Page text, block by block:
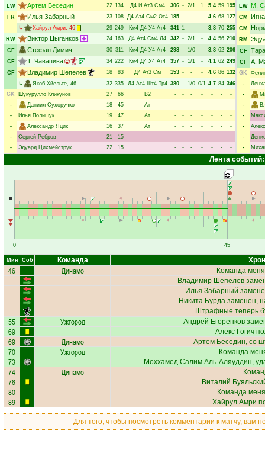
LW
Артем Беседин 22 134 Д4 И Ат3 См4 306 - 2/1 1 5.4 59 195
FR
Илья Забарный 23 108 Д4 Ат4 См2 От4 185 - - - 4.6 68 127
↳
Хайрул Амри, 46 29 249 Км4 Д4 У4 Ат4 341 1 - - 3.8 70 255
RW
Виктор Цыганков 24 163 Д4 Ат4 См4 Л4 342 - 2/1 - 4.4 56 210
CF
Стефан Димич 30 311 Км4 Д4 У4 Ат4 298 - 1/0 - 3.8 62 206
CF
Т. Чавапива 34 222 Км4 Д4 У4 Ат4 357 - 1/1 - 4.1 62 249
CF
Владимир Шепелев 18 83 Д4 Ат3 См 153 - - - 4.6 86 132
↳
Якоб Хйельте, 46 32 335 Д4 Ат4 Шт4 Тр4 380 - 1/0 0/1 4.7 84 346
GK
Шукурулло Кликунов 27 66 В2 - - - - - -
-
-
Даниил Сухоручко 18 45 Ат - - - - - -
-
-
Илья Полищук 19 47 Ат - - - - - -
-
-
Александр Яцик 16 37 Ат - - - - - -
-
-
Сергей Ребров 21 15 - - - - - -
-
-
Эдуард Цихмейструк 22 15 - - - - - - -
LW М.
CM
CM
RM
CF
CF А.
GK
-
-
-
-
-
-
-
Лента событий:
0 45
Мин Соб Команда
46 Динамо
Команда
Владимир Шепелев
Илья Забарный
Никита Бурда заменен,
Штрафные теперь
55 Ужгород Андрей Егоренков
69 Алекс Гогич
69 Динамо Артем Беседин, со
70 Ужгород Команда
73 Моххамед Салим Аль-Аляуддин,
74 Динамо
76 Виталий
80 Команда
89 Хайрул Амри
Для того, чтобы посмотреть комментарии к матчу, вам